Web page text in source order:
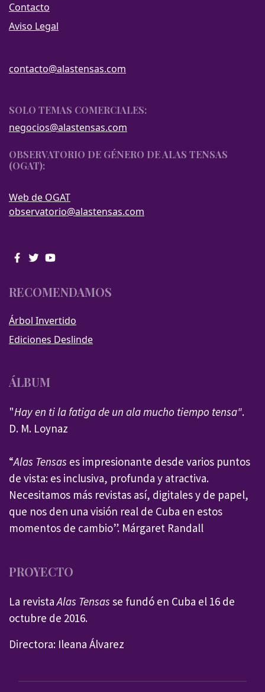
Contacto
Aviso Legal
contacto@alastensas.com
SOLO TEMAS COMERCIALES:
negocios@alastensas.com
OBSERVATORIO DE GÉNERO DE ALAS TENSAS
(OGAT):
Web de OGAT
observatorio@alastensas.com
RECOMENDAMOS
Árbol Invertido
Ediciones Deslinde
ÁLBUM
"Hay en ti la fatiga de un ala mucho tiempo tensa".
D. M. Loynaz
“Alas Tensas es impresionante desde varios puntos
de vista: es inclusiva, profunda y atractiva.
Necesitamos más revistas así, digitales y de papel,
que nos den una visión real de Cuba en estos
momentos de cambio”. Márgaret Randall
PROYECTO
La revistaAlas Tensas se fundó en Cuba el 16 de
octubre de 2016.
Directora: Ileana Álvarez